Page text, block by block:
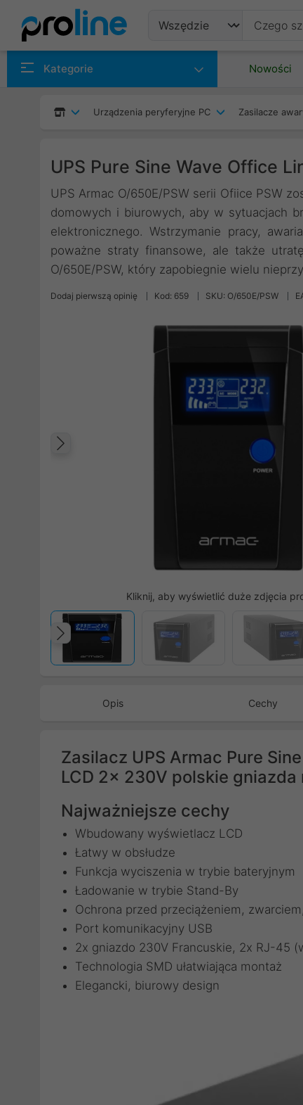
Kategorie Nowości
Urządzenia peryferyjne PC Zasilacze
UPS Pure Sine Wave Office
UPS Armac O/650E/PSW serii Ofiice PSW
domowych i biurowych, aby w sytuacjach
elektronicznego. Wstrzymanie pracy,
poważne straty finansowe, ale także
O/650E/PSW, który zapobiegnie wielu
Dodaj pierwszą opinię Kod: 659 SKU: O/650E/PSW
Kliknij, aby wyświetlić duże zdjęcia
Poprzedni
Opis Cechy
Zasilacz UPS Armac Pure
LCD 2x 230V polskie
Najważniejsze cechy
Wbudowany wyświetlacz LCD
Łatwy w obsłudze
Funkcja wyciszenia w trybie bateryjnym
Ładowanie w trybie Stand-By
Ochrona przed przeciążeniem,
Port komunikacyjny USB
2x gniazdo 230V Francuskie, 2x RJ-45
Technologia SMD ułatwiająca montaż
Elegancki, biurowy design